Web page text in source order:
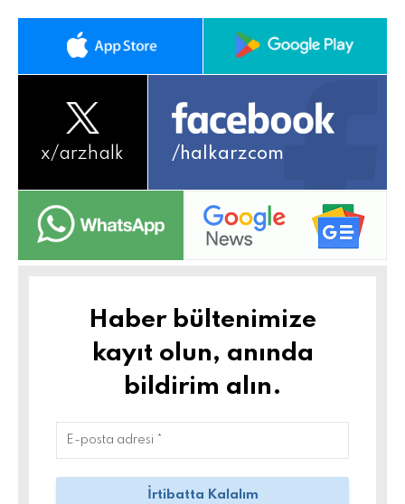
x/arzhalk /halkarzcom
Haber bültenimize
kayıt olun, anında
bildirim alın.